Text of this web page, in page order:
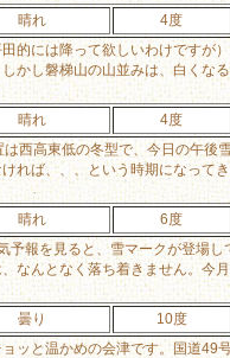
晴れ 4度
的には降って欲しいわけですが
かし磐梯山の山並みは、白くな
晴れ 4度
西高東低の冬型で、今日の午後
れば、、、という時期になって
晴れ 6度
報を見ると、雪マークが登場
んとなく落ち着きません。今
曇り 10度
ッと温かめの会津です。国道49